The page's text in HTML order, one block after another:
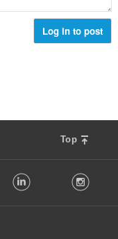
Log in to post
Top
LinkedIn